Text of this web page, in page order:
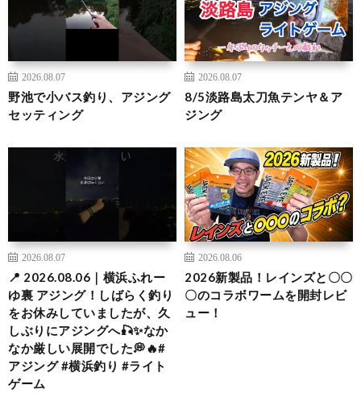
2026.08.07
野池で小バス釣り、アジング
セッティング
2026.08.07
8/5淡路島太刀魚テンヤ＆ア
ジング
2026.08.07
📍 2026.08.06｜横浜ふれー
ゆ裏 アジング！しばらく釣り
をお休みしていましたが、久
しぶりにアジングへ🎣✨なか
なか厳しい展開でした💭🔥#
アジング #横浜釣り #ライト
ゲーム
2026.08.06
2026新製品！レインズと〇〇
〇のコラボワームを開封レビ
ュー！